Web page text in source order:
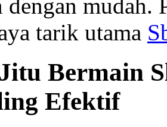
dengan
tarik utama
Bermain
Efektif